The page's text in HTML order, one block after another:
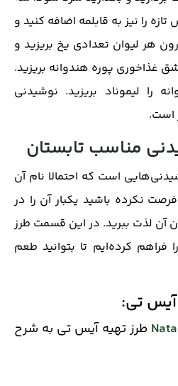
را نیز به قابلمه اضافه کنید و
هر لیوان تعدادی یخ بریزید و
پوره هندوانه بریزید.
را لیموناد بریزید. نوشیدنی
است.
است که احتمالا نام آن
فرصت نکرده باشید یکبار آن را در
آن لذت ببرید. در این قسمت طرز
فراهم کرده‌ایم تا بتوانید طعم
آیس تی:
طرز تهیه آیس تی به شرح